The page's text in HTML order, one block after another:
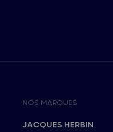
NOS MARQUES
JACQUES HERBIN